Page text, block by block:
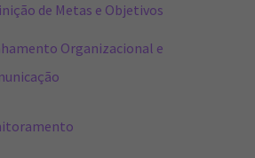
de Metas e Objetivos
Organizacional e